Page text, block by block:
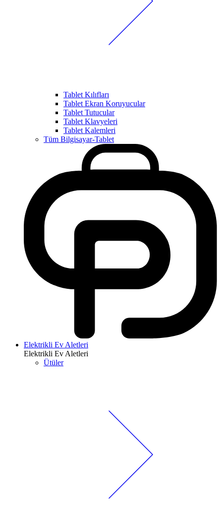
Tablet Kılıfları
Tablet Ekran Koruyucular
Tablet Tutucular
Tablet Klavyeleri
Tablet Kalemleri
Tüm Bilgisayar-Tablet
Elektrikli Ev Aletleri
Elektrikli Ev Aletleri
Ütüler